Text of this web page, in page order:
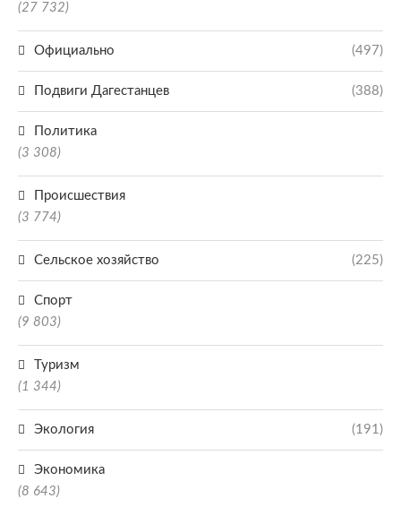
(27 732)
Официально (497)
Подвиги Дагестанцев (388)
Политика
(3 308)
Происшествия
(3 774)
Сельское хозяйство (225)
Спорт
(9 803)
Туризм
(1 344)
Экология (191)
Экономика
(8 643)